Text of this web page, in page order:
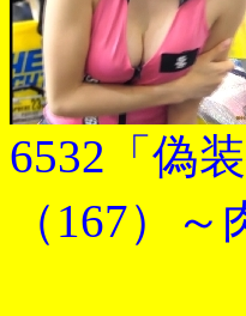
6532「偽
（167）